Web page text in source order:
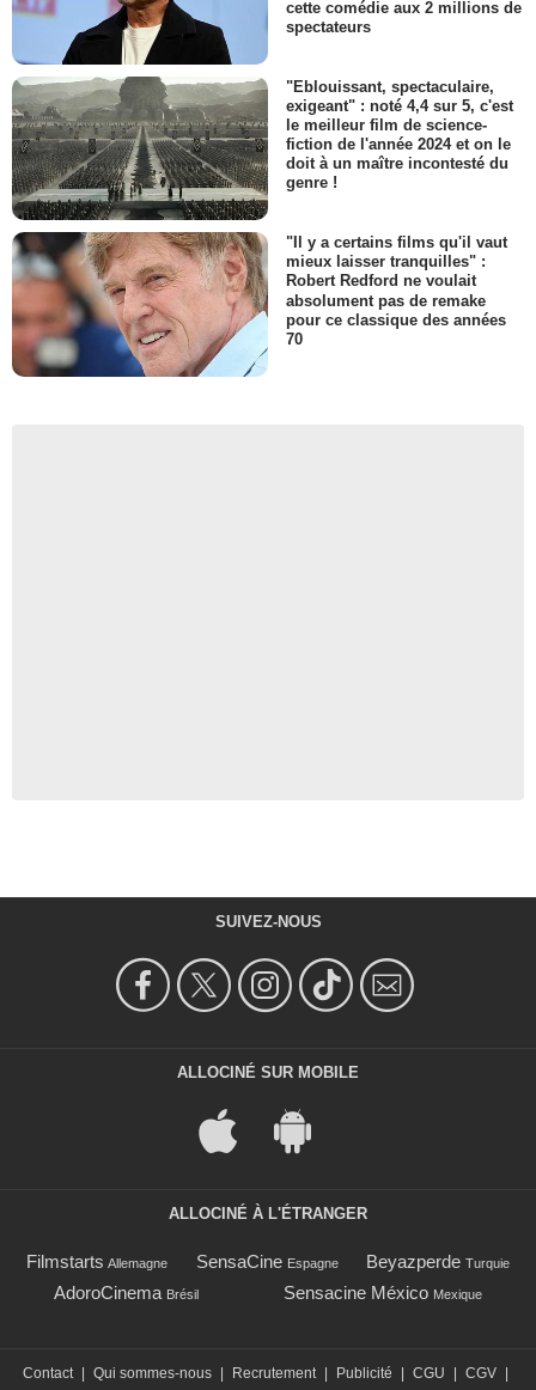
cette comédie aux 2 millions de
spectateurs
"Eblouissant, spectaculaire,
exigeant" : noté 4,4 sur 5, c'est
le meilleur film de science-
fiction de l'année 2024 et on le
doit à un maître incontesté du
genre !
"Il y a certains films qu'il vaut
mieux laisser tranquilles" :
Robert Redford ne voulait
absolument pas de remake
pour ce classique des années
70
SUIVEZ-NOUS
ALLOCINÉ SUR MOBILE
ALLOCINÉ À L'ÉTRANGER
Filmstarts Allemagne SensaCine Espagne Beyazperde Turquie
AdoroCinema Brésil Sensacine México Mexique
Contact | Qui sommes-nous | Recrutement | Publicité | CGU | CGV |